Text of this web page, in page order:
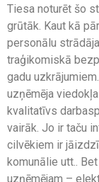
Tiesa noturēt šo
grūtāk. Kaut kā
personālu
traģikomiskā
gadu
uzņēmēja
kvalitatīvs
vairāk. Jo ir taču
cilvēkiem ir
komunālie utt..
uzņēmējam –